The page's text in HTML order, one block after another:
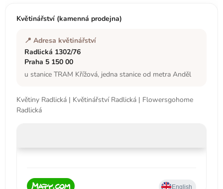
Květinářství (kamenná prodejna)
📍 Adresa květinářství
Radlická 1302/76
Praha 5 150 00
u stanice TRAM Křížová, jedna stanice od metra Anděl
Květiny Radlická | Květinářství Radlická | Flowersgohome
Radlická